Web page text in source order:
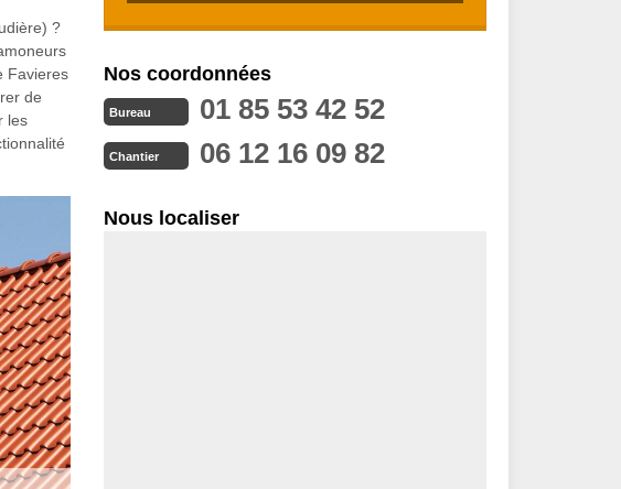
?
Favieres
de
les
Nos coordonnées
Bureau 01 85 53 42 52
Chantier 06 12 16 09 82
Nous localiser